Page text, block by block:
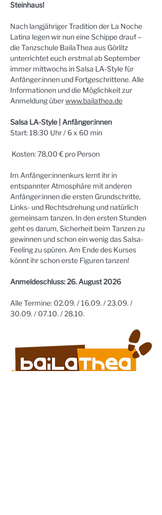
Steinhaus!
Nach langjähriger Tradition der La Noche
Latina legen wir nun eine Schippe drauf –
die Tanzschule BailaThea aus Görlitz
unterrichtet euch erstmal ab September
immer mittwochs in Salsa LA-Style für
Anfänger:innen und Fortgeschrittene. Alle
Informationen und die Möglichkeit zur
Anmeldung über www.bailathea.de
Salsa LA-Style | Anfänger:innen
Start: 18:30 Uhr / 6 x 60 min
Kosten: 78,00 € pro Person
Im Anfänger:innenkurs lernt ihr in
entspannter Atmosphäre mit anderen
Anfänger:innen die ersten Grundschritte,
Links- und Rechtsdrehung und natürlich
gemeinsam tanzen. In den ersten Stunden
geht es darum, Sicherheit beim Tanzen zu
gewinnen und schon ein wenig das Salsa-
Feeling zu spüren. Am Ende des Kurses
könnt ihr schon erste Figuren tanzen!
Anmeldeschluss: 26. August 2026
Alle Termine: 02.09. / 16.09. / 23.09. /
30.09. / 07.10. / 28.10.